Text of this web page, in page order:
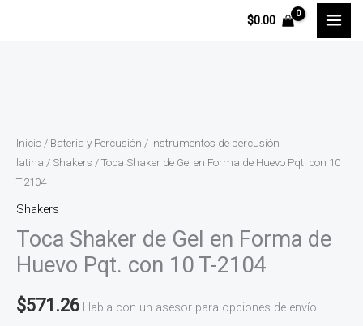
$0.00
Inicio / Batería y Percusión / Instrumentos de percusión
latina / Shakers / Toca Shaker de Gel en Forma de Huevo Pqt. con 10
T-2104
Shakers
Toca Shaker de Gel en Forma de
Huevo Pqt. con 10 T-2104
$571.26 Habla con un asesor para opciones de envío
de
Gel
en
Forma
de
Huevo
Pqt.
con
10